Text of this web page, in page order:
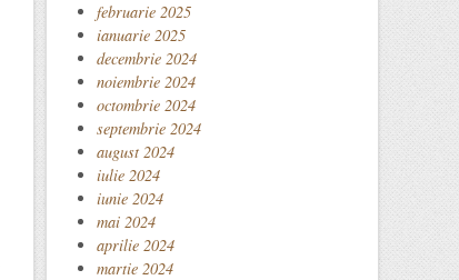
februarie 2025
ianuarie 2025
decembrie 2024
noiembrie 2024
octombrie 2024
septembrie 2024
august 2024
iulie 2024
iunie 2024
mai 2024
aprilie 2024
martie 2024